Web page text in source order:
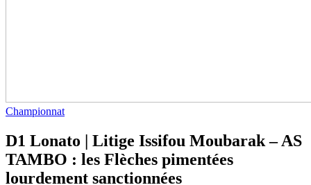
Championnat
D1 Lonato | Litige Issifou Moubarak – AS
TAMBO : les Flèches pimentées
lourdement sanctionnées